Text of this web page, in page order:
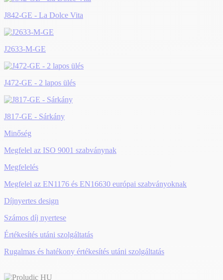
J842-GE - La Dolce Vita
J2633-M-GE
J472-GE - 2 lapos ülés
J817-GE - Sárkány
Minőség
Megfelel az ISO 9001 szabványnak
Megfelelés
Megfelel az EN1176 és EN16630 európai szabványoknak
Díjnyertes design
Számos díj nyertese
Értékesítés utáni szolgáltatás
Rugalmas és hatékony értékesítés utáni szolgáltatás